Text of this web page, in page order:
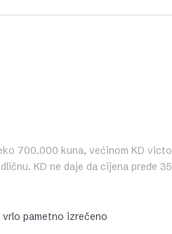
700.000 kuna, većinom KD
KD ne daje da cijena pređe
pametno izrečeno